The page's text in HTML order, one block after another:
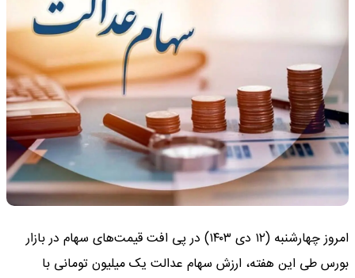
امروز چهارشنبه (۱۲ دی ۱۴۰۳) در پی افت قیمت‌های سهام در بازار
بورس طی این هفته، ارزش سهام عدالت یک میلیون تومانی با